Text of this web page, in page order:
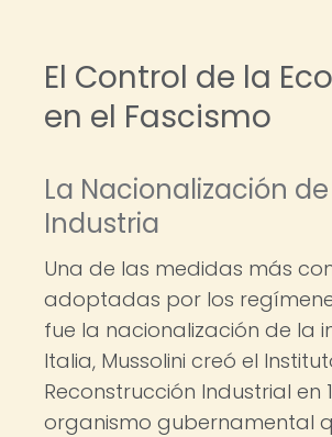
El Control de la
en el Fascismo
La Nacionalización
Industria
Una de las medidas más
adoptadas por los
fue la nacionalización de la
Italia, Mussolini creó el
Reconstrucción Industrial en
organismo gubernamental